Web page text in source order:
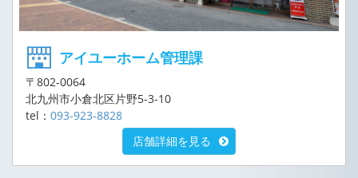
アイユーホーム管理課
〒802-0064
北九州市小倉北区片野5-3-10
tel： 093-923-8828
店舗詳細を見る